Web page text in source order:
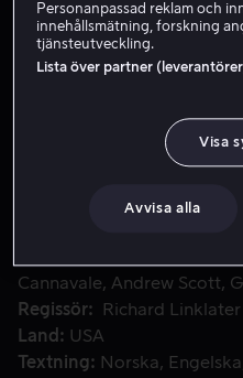
På kvällen den 31 mars
På kvällen den 31 mars
legendariska lyrikern
självförtroende på Sardis
Cannavale
Andrew Scott
Regissör
Richard Linklater
Land
USA
Textning
Norska Engelska
Personanpassad reklam och
innehållsmätning, forskning
tjänsteutveckling.
Lista över partner
Visa
Avvisa alla